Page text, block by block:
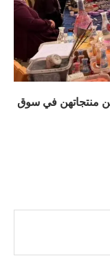
منتجاتهن في سوق